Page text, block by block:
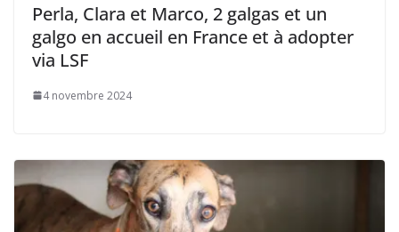
Perla, Clara et Marco, 2 galgas et un
galgo en accueil en France et à adopter
via LSF
4 novembre 2024